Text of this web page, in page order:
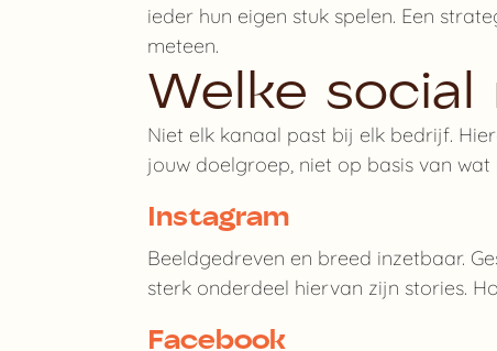
ieder hun eigen stuk spelen. Een
meteen.
Welke social
Niet elk kanaal past bij elk bedrijf.
jouw doelgroep, niet op basis van wat
Instagram
Beeldgedreven en breed inzetbaar.
sterk onderdeel hiervan zijn stories.
Facebook